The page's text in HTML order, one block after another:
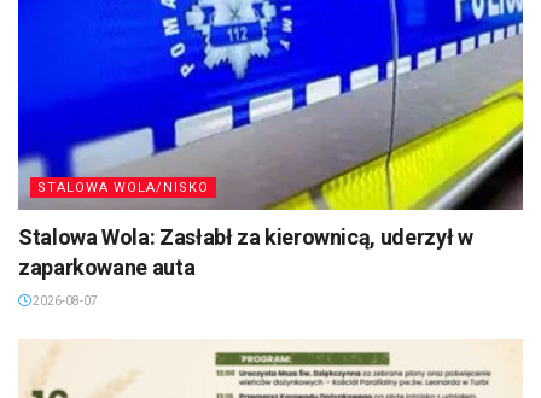
STALOWA WOLA/NISKO
Stalowa Wola: Zasłabł za kierownicą, uderzył w
zaparkowane auta
2026-08-07